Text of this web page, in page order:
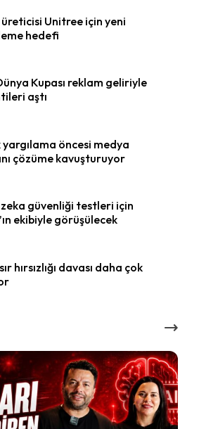
Unitree için yeni
hedefi
Kupası reklam geliriyle
aştı
yargılama öncesi medya
çözüme kavuşturuyor
güvenliği testleri için
ekibiyle görüşülecek
hırsızlığı davası daha çok